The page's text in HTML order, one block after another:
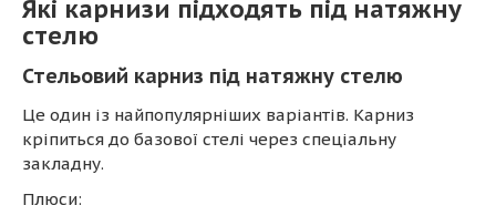
Які карнизи підходять під натяжну
стелю
Стельовий карниз під натяжну стелю
Це один із найпопулярніших варіантів. Карниз
кріпиться до базової стелі через спеціальну
закладну.
Плюси: